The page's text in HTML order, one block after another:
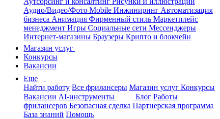
Аудио/Видео/Фото Mobile Инжиниринг Автоматизация
бизнеса Анимация Фирменный стиль Маркетплейс
менеджмент Игры Социальные сети Мессенджеры
Интернет-магазины Браузеры Крипто и блокчейн
Магазин услуг
Конкурсы
Вакансии
Еще
Найти работу Все фрилансеры Магазин услуг Конкурсы
Вакансии AI-инструменты Блог Работы
фрилансеров Безопасная сделка Партнерская программа
База знаний Помощь